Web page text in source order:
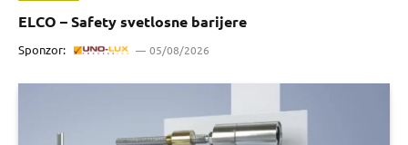
ELCO – Safety svetlosne barijere
Sponzor: 05/08/2026